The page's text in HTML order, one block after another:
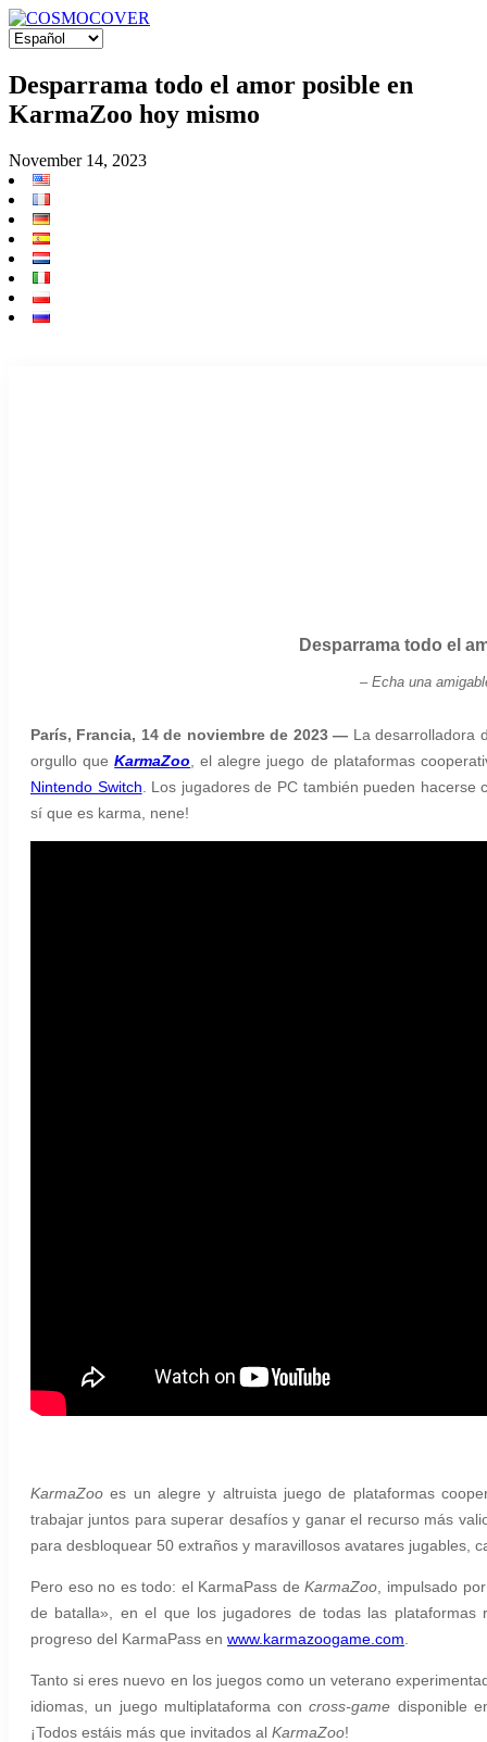
Desparrama todo el amor posible en
KarmaZoo hoy mismo
November 14, 2023
Desparrama todo el
– Echa una
París, Francia, 14 de noviembre de 2023 — La desarrolladora
orgullo queKarmaZoo , el alegre juego de plataformas
Nintendo Switch . Los jugadores de PCtambién pueden hacerse
sí que es karma, nene!
KarmaZoo es un alegre y altruista juego de plataformas
trabajar juntos para superar desafíos y ganar el recurso más
para desbloquear 50 extraños y maravillosos avatares jugables,
Pero eso no es todo: el KarmaPass deKarmaZoo , impulsado
de batalla», en el que los jugadores de todas las
progreso del KarmaPass en www.karmazoogame.com
Tanto si eres nuevo en los juegos como un veterano
idiomas, un juego multiplataforma concross-game disponible
¡Todos estáis más que invitados al KarmaZoo!